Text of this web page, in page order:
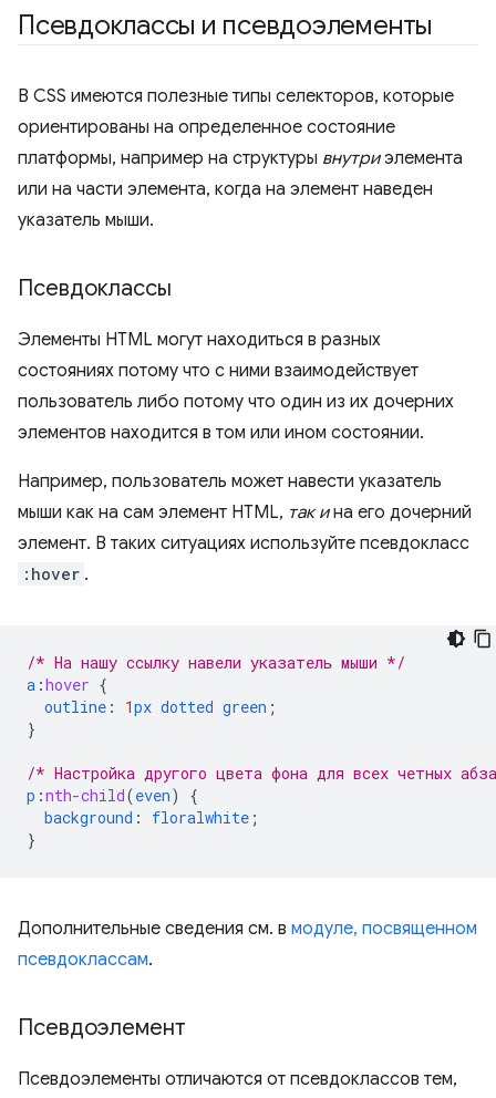
Псевдоклассы и псевдоэлементы
В CSS имеются полезные типы селекторов, которые
ориентированы на определенное состояние
платформы, например на структуры внутриэлемента
или на части элемента, когда на элемент наведен
указатель мыши.
Псевдоклассы
Элементы HTML могут находиться в разных
состояниях потому что с ними взаимодействует
пользователь либо потому что один из их дочерних
элементов находится в том или ином состоянии.
Например, пользователь может навести указатель
мыши как на сам элемент HTML, так ина его дочерний
элемент. В таких ситуациях используйте псевдокласс
:hover .
/* На нашу ссылку навели указатель мыши */
a :hover {
outline : 1px dotted green ;
}
/* Настройка другого цвета фона для всех четных
p :nth-child(even)
{
background : floralwhite ;
}
Дополнительные сведения см. в модуле, посвященном
псевдоклассам.
Псевдоэлемент
Псевдоэлементы отличаются от псевдоклассов тем,